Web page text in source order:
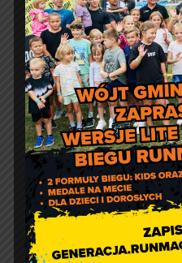
Jakość powietrza